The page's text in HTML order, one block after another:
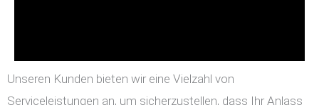
Unseren Kunden bieten wir eine Vielzahl von
Serviceleistungen an, um sicherzustellen, dass Ihr Anlass